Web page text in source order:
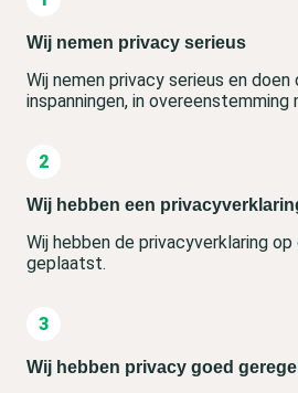
Wij nemen privacy serieus
Wij nemen privacy serieus en
inspanningen, in
Wij hebben een
Wij hebben de privacyverklaring
geplaatst.
Wij hebben privacy goed